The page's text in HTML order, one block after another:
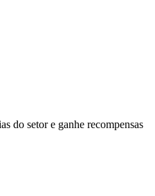
do setor e ganhe recompensas